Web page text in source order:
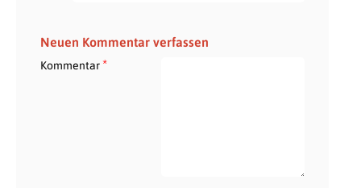
Neuen Kommentar verfassen
Kommentar*